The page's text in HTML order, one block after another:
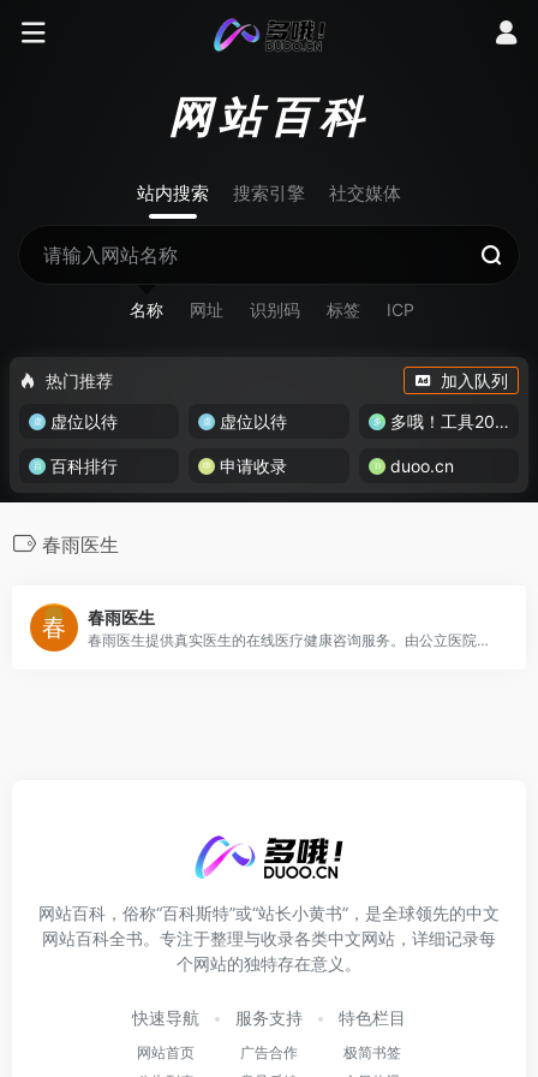
网站百科
站内搜索 搜索引擎 社交媒体
名称 网址 识别码 标签 ICP
热门推荐
加入队列
虚位以待
虚位以待 多哦！工具200+
百科排行 申请收录 duoo.cn
春雨医生
春雨医生
春雨医生提供真实医生的在线医疗健康咨询服务。由公立医院医师解答用户的健康问题。移动客户端产品春雨掌上医生是一款“自查+咨询”的健康服务类手机客户端；您可通过春雨医生、春雨掌上医生，查询自己或他人有可能罹患的疾病，向医生提问，同时您将得到及时解答。
网站百科，俗称“百科斯特”或“站长小黄书”，是全球领先的中文
网站百科全书。专注于整理与收录各类中文网站，详细记录每
个网站的独特存在意义。
快速导航
网站首页
服务支持
广告合作
特色栏目
极简书签